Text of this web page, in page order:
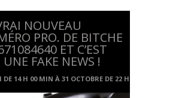
NOUVEAU
PRO. DE BITCHE
ET C’EST
UNE FAKE NEWS !
DE 14 H 00 MIN À 31 OCTOBRE DE 22 H 00 MIN